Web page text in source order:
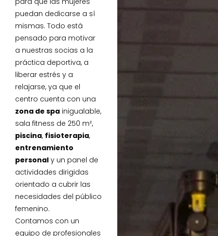
puedan dedicarse a sí
mismas. Todo está
pensado para motivar
a nuestras socias a la
práctica deportiva, a
liberar estrés y a
relajarse, ya que el
centro cuenta con una
zona de spa inigualable,
sala fitness de 250 m²,
piscina, fisioterapia,
entrenamiento
personal y un panel de
actividades dirigidas
orientado a cubrir las
necesidades del público
femenino.
Contamos con un
equipo de profesionales